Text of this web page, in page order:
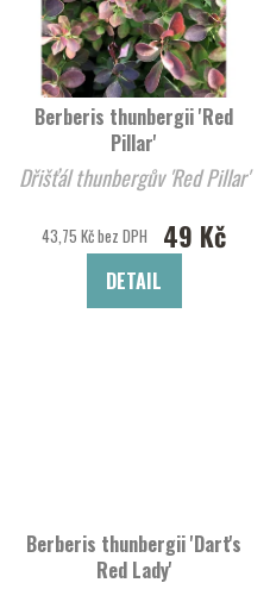
Berberis thunbergii 'Red
Pillar'
Dřišťál thunbergův 'Red Pillar'
43,75 Kč bez DPH 49 Kč
DETAIL
Berberis thunbergii 'Dart's
Red Lady'